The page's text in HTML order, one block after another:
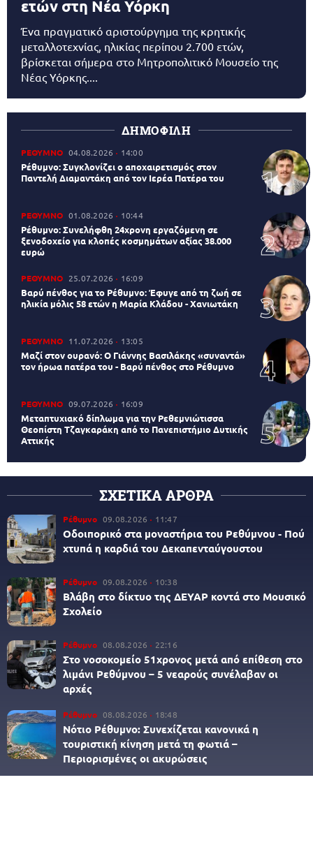
ετών στη Νέα Υόρκη
Ένα πραγματικό αριστούργημα της κρητικής
μεταλλοτεχνίας, ηλικίας περίπου 2.700 ετών,
βρίσκεται σήμερα στο Μητροπολιτικό Μουσείο της
Νέας Υόρκης....
ΔΗΜΟΦΙΛΗ
ΡΕΘΥΜΝΟ 04.08.2026 14:00
Ρέθυμνο: Συγκλονίζει ο αποχαιρετισμός στον
Παντελή Διαμαντάκη από τον Ιερέα Πατέρα του
ΡΕΘΥΜΝΟ 01.08.2026 10:44
Ρέθυμνο: Συνελήφθη 24χρονη εργαζόμενη σε
ξενοδοχείο για κλοπές κοσμημάτων αξίας 38.000
ευρώ
ΡΕΘΥΜΝΟ 25.07.2026 16:09
Βαρύ πένθος για το Ρέθυμνο: Έφυγε από τη ζωή σε
ηλικία μόλις 58 ετών η Μαρία Κλάδου - Χανιωτάκη
ΡΕΘΥΜΝΟ 11.07.2026 13:05
Μαζί στον ουρανό: Ο Γιάννης Βασιλάκης «συναντά»
τον ήρωα πατέρα του - Βαρύ πένθος στο Ρέθυμνο
ΡΕΘΥΜΝΟ 09.07.2026 16:09
Μεταπτυχιακό δίπλωμα για την Ρεθεμνιώτισσα
Θεοπίστη Τζαγκαράκη από το Πανεπιστήμιο Δυτικής
Αττικής
ΣΧΕΤΙΚΑ ΑΡΘΡΑ
Ρέθυμνο 09.08.2026 11:47
Οδοιπορικό στα μοναστήρια του Ρεθύμνου - Πού
χτυπά η καρδιά του Δεκαπενταύγουστου
Ρέθυμνο 09.08.2026 10:38
Βλάβη στο δίκτυο της ΔΕΥΑΡ κοντά στο Μουσικό
Σχολείο
Ρέθυμνο 08.08.2026 22:16
Στο νοσοκομείο 51χρονος μετά από επίθεση στο
λιμάνι Ρεθύμνου – 5 νεαρούς συνέλαβαν οι
αρχές
Ρέθυμνο 08.08.2026 18:48
Νότιο Ρέθυμνο: Συνεχίζεται κανονικά η
τουριστική κίνηση μετά τη φωτιά –
Περιορισμένες οι ακυρώσεις